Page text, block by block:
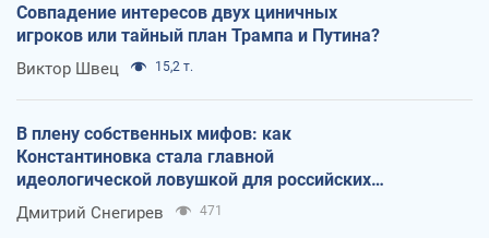
Совпадение интересов двух циничных
игроков или тайный план Трампа и Путина?
Виктор Швец 15,2 т.
В плену собственных мифов: как
Константиновка стала главной
идеологической ловушкой для российских
оккупантов
Дмитрий Снегирев 471